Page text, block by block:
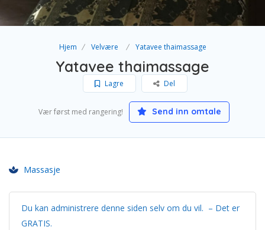
Hjem Velvære Yatavee thaimassage
Yatavee thaimassage
Lagre Del
Vær først med rangering! Send inn omtale
Massasje
Du kan administrere denne siden selv om du vil. – Det er
GRATIS.